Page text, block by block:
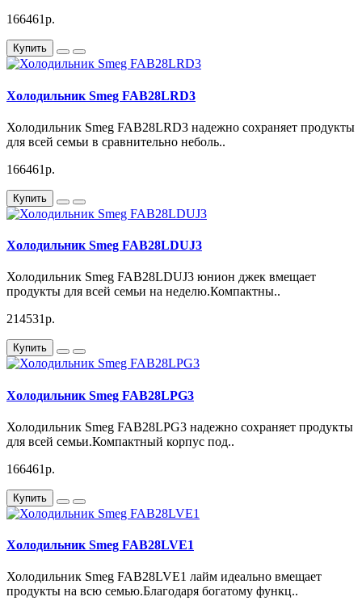
166461р.
Купить
Холодильник Smeg FAB28LRD3
Холодильник Smeg FAB28LRD3 надежно сохраняет продукты
для всей семьи в сравнительно неболь..
166461р.
Купить
Холодильник Smeg FAB28LDUJ3
Холодильник Smeg FAB28LDUJ3 юнион джек вмещает
продукты для всей семьи на неделю.Компактны..
214531р.
Купить
Холодильник Smeg FAB28LPG3
Холодильник Smeg FAB28LPG3 надежно сохраняет продукты
для всей семьи.Компактный корпус под..
166461р.
Купить
Холодильник Smeg FAB28LVE1
Холодильник Smeg FAB28LVE1 лайм идеально вмещает
продукты на всю семью.Благодаря богатому функц..